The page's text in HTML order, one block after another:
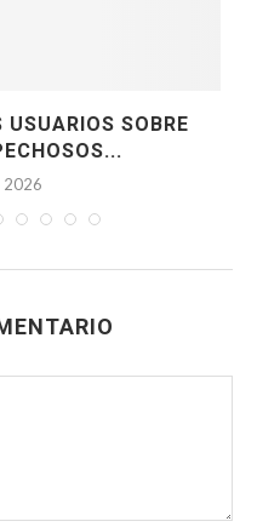
SOBRE
2026